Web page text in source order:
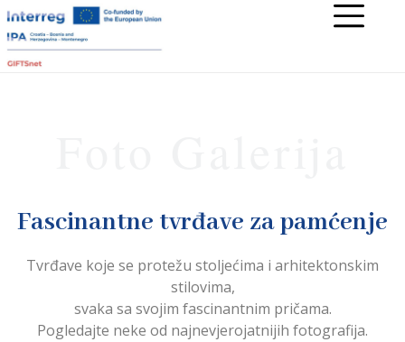
Fascinantne tvrđave za pamćenje
Tvrđave koje se protežu stoljećima i arhitektonskim
stilovima,
svaka sa svojim fascinantnim pričama.
Pogledajte neke od najnevjerojatnijih fotografija.